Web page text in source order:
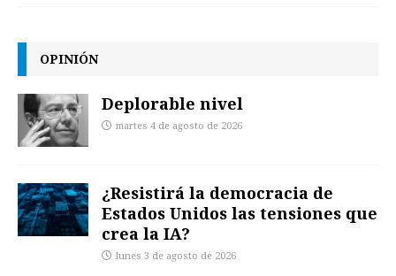
OPINIÓN
Deplorable nivel
martes 4 de agosto de 2026
¿Resistirá la democracia de
Estados Unidos las tensiones que
crea la IA?
lunes 3 de agosto de 2026